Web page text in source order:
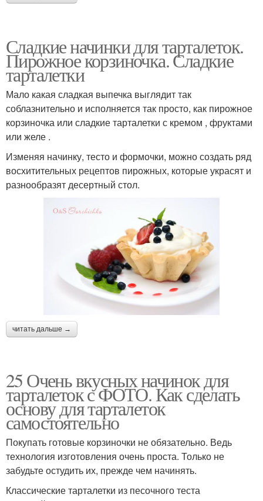
Сладкие начинки для тарталеток.
Пирожное корзиночка. Сладкие
тарталетки
Мало какая сладкая выпечка выглядит так
соблазнительно и исполняется так просто, как пирожное
корзиночка или сладкие тарталетки с кремом , фруктами
или желе .
Изменяя начинку, тесто и формочки, можно создать ряд
восхитительных рецептов пирожных, которые украсят и
разнообразят десертный стол.
читать дальше →
25 Очень вкусных начинок для
тарталеток с ФОТО. Как сделать
основу для тарталеток
самостоятельно
Покупать готовые корзиночки не обязательно. Ведь
технология изготовления очень проста. Только не
забудьте остудить их, прежде чем начинять.
Классические тарталетки из песочного теста